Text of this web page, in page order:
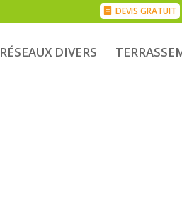
DEVIS GRATUIT
RÉSEAUX DIVERS